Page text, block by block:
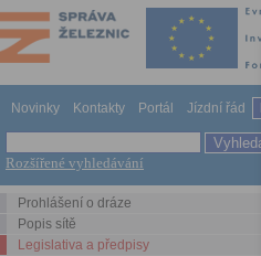
Novinky Kontakty Portál Jízdní řád
Rozšířené vyhledávání
Prohlášení o dráze
Popis sítě
Legislativa a předpisy